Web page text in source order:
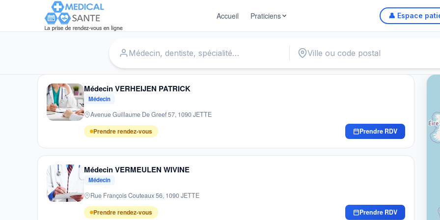
Accueil
Praticiens 👤 Espace
Médecin VERHEIJEN PATRICK
Médecin
Avenue Guillaume De Greef 57, 1090 JETTE
Prendre rendez-vous
Prendre RDV
Médecin VERMEULEN WIVINE
Médecin
Rue François Couteaux 56, 1090 JETTE
Prendre rendez-vous
Prendre RDV